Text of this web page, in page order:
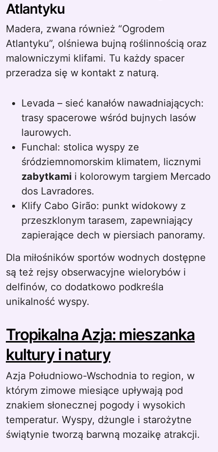
Atlantyku
Madera, zwana również “Ogrodem
Atlantyku”, olśniewa bujną roślinnością oraz
malowniczymi klifami. Tu każdy spacer
przeradza się w kontakt z naturą.
Levada – sieć kanałów nawadniających:
trasy spacerowe wśród bujnych lasów
laurowych.
Funchal: stolica wyspy ze
śródziemnomorskim klimatem, licznymi
zabytkami i kolorowym targiem Mercado
dos Lavradores.
Klify Cabo Girão: punkt widokowy z
przeszklonym tarasem, zapewniający
zapierające dech w piersiach panoramy.
Dla miłośników sportów wodnych dostępne
są też rejsy obserwacyjne wielorybów i
delfinów, co dodatkowo podkreśla
unikalność wyspy.
Tropikalna Azja: mieszanka
kultury i natury
Azja Południowo-Wschodnia to region, w
którym zimowe miesiące upływają pod
znakiem słonecznej pogody i wysokich
temperatur. Wyspy, dżungle i starożytne
świątynie tworzą barwną mozaikę atrakcji.